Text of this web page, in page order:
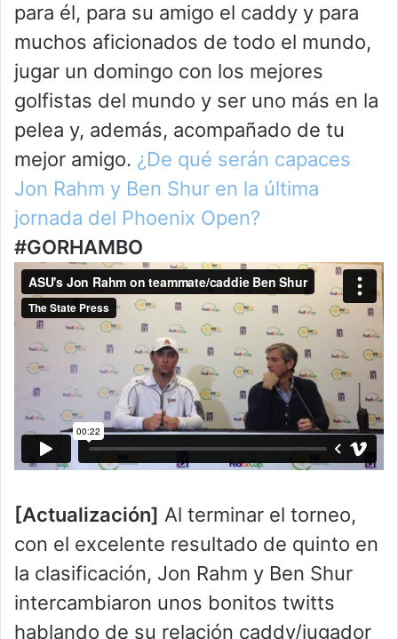
para él, para su amigo el caddy y para
muchos aficionados de todo el mundo,
jugar un domingo con los mejores
golfistas del mundo y ser uno más en la
pelea y, además, acompañado de tu
mejor amigo. ¿De qué serán capaces
Jon Rahm y Ben Shur en la última
jornada del Phoenix Open?
#GORHAMBO
[Actualización] Al terminar el torneo,
con el excelente resultado de quinto en
la clasificación, Jon Rahm y Ben Shur
intercambiaron unos bonitos twitts
hablando de su relación caddy/jugador